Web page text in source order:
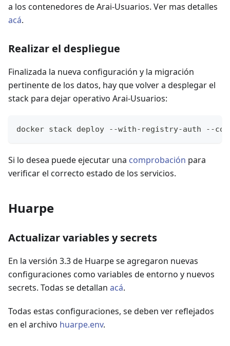
a los contenedores de Arai-Usuarios. Ver mas detalles
acá.
Realizar el despliegue
Finalizada la nueva configuración y la migración
pertinente de los datos, hay que volver a desplegar el
stack para dejar operativo Arai-Usuarios:
docker stack deploy --with-registry-auth --
Si lo desea puede ejecutar una comprobación para
verificar el correcto estado de los servicios.
Huarpe
Actualizar variables y secrets
En la versión 3.3 de Huarpe se agregaron nuevas
configuraciones como variables de entorno y nuevos
secrets. Todas se detallan acá.
Todas estas configuraciones, se deben ver reflejados
en el archivo huarpe.env.